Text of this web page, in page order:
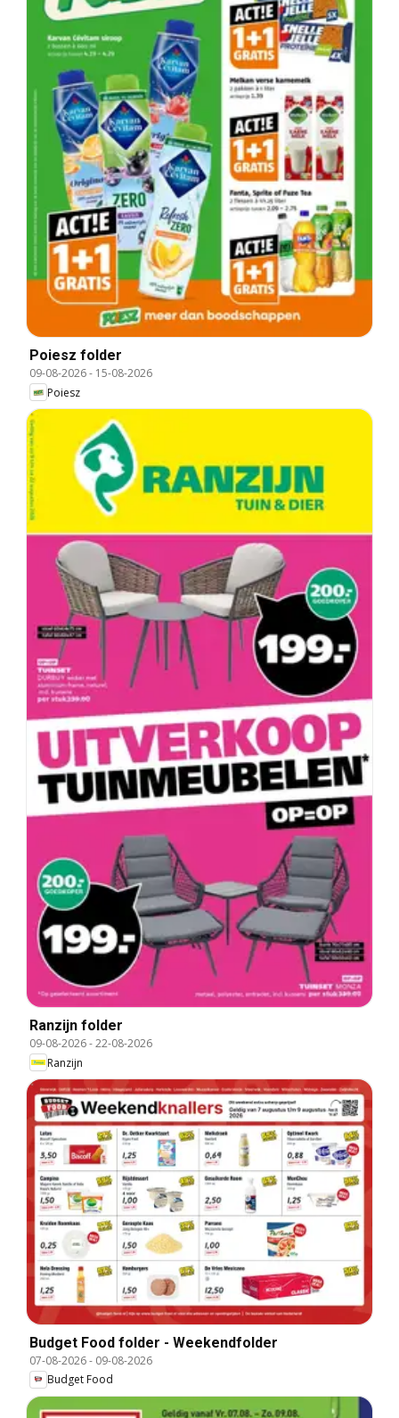
Poiesz folder
09-08-2026- 15-08-2026
Poiesz
Ranzijn folder
09-08-2026-22-08-2026
Ranzijn
Budget Food folder - Weekendfolder
07-08-2026- 09-08-2026
Budget Food